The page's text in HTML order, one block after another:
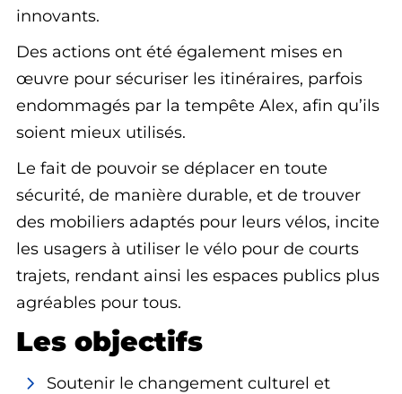
innovants.
Des actions ont été également mises en
œuvre pour sécuriser les itinéraires, parfois
endommagés par la tempête Alex, afin qu’ils
soient mieux utilisés.
Le fait de pouvoir se déplacer en toute
sécurité, de manière durable, et de trouver
des mobiliers adaptés pour leurs vélos, incite
les usagers à utiliser le vélo pour de courts
trajets, rendant ainsi les espaces publics plus
agréables pour tous.
Les objectifs
Soutenir le changement culturel et